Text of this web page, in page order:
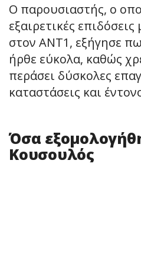
Ο παρουσιαστής, ο
εξαιρετικές
στον ΑΝΤ1, εξήγησε
ήρθε εύκολα, καθώς
περάσει δύσκολες
καταστάσεις και
Όσα
Κουσουλός